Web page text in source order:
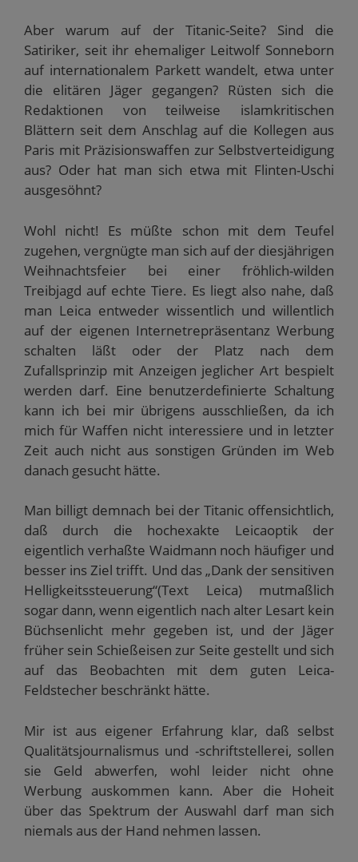
Aber warum auf der Titanic-Seite? Sind die
Satiriker, seit ihr ehemaliger Leitwolf Sonneborn
auf internationalem Parkett wandelt, etwa unter
die elitären Jäger gegangen? Rüsten sich die
Redaktionen von teilweise islamkritischen
Blättern seit dem Anschlag auf die Kollegen aus
Paris mit Präzisionswaffen zur Selbstverteidigung
aus? Oder hat man sich etwa mit Flinten-Uschi
ausgesöhnt?
Wohl nicht! Es müßte schon mit dem Teufel
zugehen, vergnügte man sich auf der diesjährigen
Weihnachtsfeier bei einer fröhlich-wilden
Treibjagd auf echte Tiere. Es liegt also nahe, daß
man Leica entweder wissentlich und willentlich
auf der eigenen Internetrepräsentanz Werbung
schalten läßt oder der Platz nach dem
Zufallsprinzip mit Anzeigen jeglicher Art bespielt
werden darf. Eine benutzerdefinierte Schaltung
kann ich bei mir übrigens ausschließen, da ich
mich für Waffen nicht interessiere und in letzter
Zeit auch nicht aus sonstigen Gründen im Web
danach gesucht hätte.
Man billigt demnach bei der Titanic offensichtlich,
daß durch die hochexakte Leicaoptik der
eigentlich verhaßte Waidmann noch häufiger und
besser ins Ziel trifft. Und das „Dank der sensitiven
Helligkeitssteuerung“(Text Leica) mutmaßlich
sogar dann, wenn eigentlich nach alter Lesart kein
Büchsenlicht mehr gegeben ist, und der Jäger
früher sein Schießeisen zur Seite gestellt und sich
auf das Beobachten mit dem guten Leica-
Feldstecher beschränkt hätte.
Mir ist aus eigener Erfahrung klar, daß selbst
Qualitätsjournalismus und -schriftstellerei, sollen
sie Geld abwerfen, wohl leider nicht ohne
Werbung auskommen kann. Aber die Hoheit
über das Spektrum der Auswahl darf man sich
niemals aus der Hand nehmen lassen.